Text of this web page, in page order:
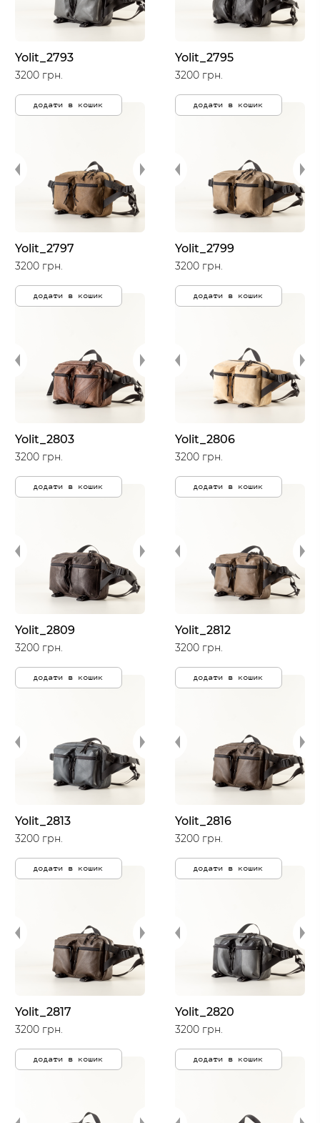
Yolit_2793
3200 грн.
додати в кошик
Yolit_2795
3200 грн.
додати в кошик
Yolit_2797
3200 грн.
додати в кошик
Yolit_2799
3200 грн.
додати в кошик
Yolit_2803
3200 грн.
додати в кошик
Yolit_2806
3200 грн.
додати в кошик
Yolit_2809
3200 грн.
додати в кошик
Yolit_2812
3200 грн.
додати в кошик
Yolit_2813
3200 грн.
додати в кошик
Yolit_2816
3200 грн.
додати в кошик
Yolit_2817
3200 грн.
додати в кошик
Yolit_2820
3200 грн.
додати в кошик